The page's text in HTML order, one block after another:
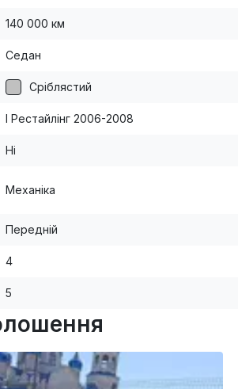
140 000 км
Седан
Сріблястий
I Рестайлінг 2006-2008
Ні
Механіка
Передній
4
5